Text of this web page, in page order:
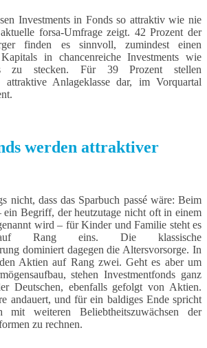
Investments in Fonds so attraktiv wie nie
forsa-Umfrage zeigt. 42 Prozent der
finden es sinnvoll, zumindest einen
in chancenreiche Investments wie
zu stecken. Für 39 Prozent stellen
attraktive Anlageklasse dar, im Vorquartal
werden attraktiver
nicht, dass das Sparbuch passé wäre: Beim
ein Begriff, der heutzutage nicht oft in einem
wird – für Kinder und Familie steht es
Rang eins. Die klassische
dominiert dagegen die Altersvorsorge. In
Aktien auf Rang zwei. Geht es aber um
stehen Investmentfonds ganz
Deutschen, ebenfalls gefolgt von Aktien.
andauert, und für ein baldiges Ende spricht
mit weiteren Beliebtheitszuwächsen der
zu rechnen.